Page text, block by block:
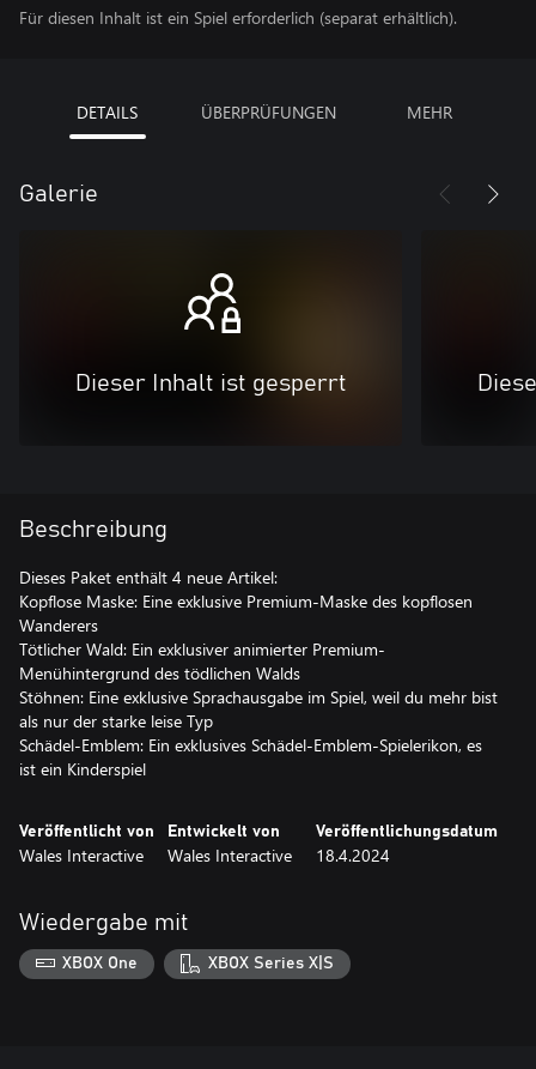
Für diesen Inhalt ist ein Spiel erforderlich (separat erhältlich).
DETAILS ÜBERPRÜFUNGEN MEHR
Galerie
Dieser Inhalt ist gesperrt
Beschreibung
Dieses Paket enthält 4 neue Artikel:
Kopflose Maske: Eine exklusive Premium-Maske des kopflosen
Wanderers
Tötlicher Wald: Ein exklusiver animierter Premium-
Menühintergrund des tödlichen Walds
Stöhnen: Eine exklusive Sprachausgabe im Spiel, weil du mehr bist
als nur der starke leise Typ
Schädel-Emblem: Ein exklusives Schädel-Emblem-Spielerikon, es
ist ein Kinderspiel
Veröffentlicht von
Wales Interactive
Entwickelt von
Wales Interactive
Veröffentlichungsdatum
18.4.2024
Wiedergabe mit
XBOX One XBOX Series X|S